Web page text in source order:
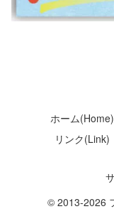
ホーム(Home)
リンク(Link)
© 2013-2026